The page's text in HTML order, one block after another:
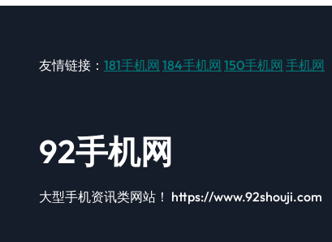
友情链接： 181手机网 184手机网 150手机网 手机网
92手机网
大型手机资讯类网站！ https://www.92shouji.com